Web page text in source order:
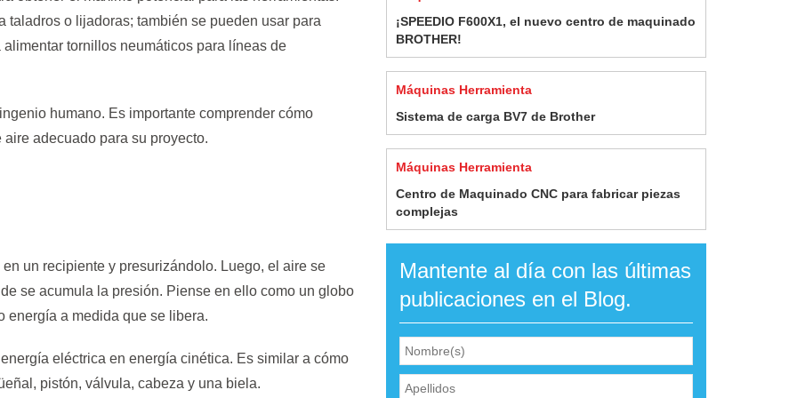
o lijadoras; también se pueden usar para
tornillos neumáticos para líneas de
humano. Es importante comprender cómo
adecuado para su proyecto.
un recipiente y presurizándolo. Luego, el aire se
se acumula la presión. Piense en ello como un globo
energía a medida que se libera.
eléctrica en energía cinética. Es similar a cómo
pistón, válvula, cabeza y una biela.
¡SPEEDIO F600X1, el nuevo centro de maquinado
BROTHER!
Máquinas Herramienta
Sistema de carga BV7 de Brother
Máquinas Herramienta
Centro de Maquinado CNC para fabricar piezas
complejas
Mantente al día con las últimas
publicaciones en el Blog.